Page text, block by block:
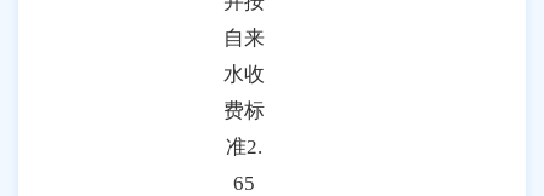
自来
水收
费标
准2.
65